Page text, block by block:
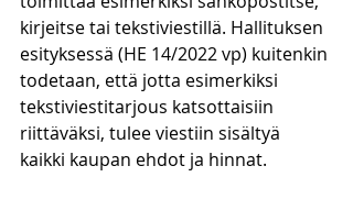
kirjeitse tai tekstiviestillä. Hallituksen
esityksessä (HE 14/2022 vp) kuitenkin
todetaan, että jotta esimerkiksi
tekstiviestitarjous katsottaisiin
riittäväksi, tulee viestiin sisältyä
kaikki kaupan ehdot ja hinnat.